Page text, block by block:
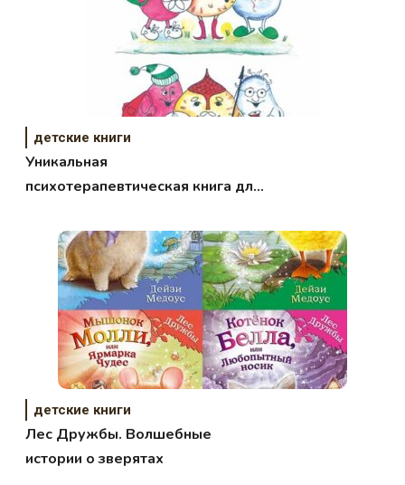
детские книги
Уникальная
психотерапевтическая книга для
детские книги
Лес Дружбы. Волшебные
истории о зверятах